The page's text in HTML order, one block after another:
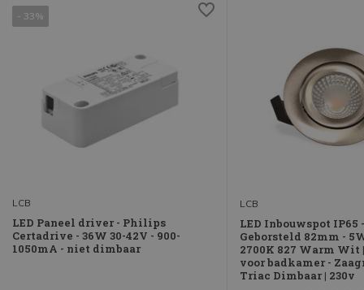
- 33%
LCB
LED Paneel driver - Philips
Certadrive - 36W 30-42V - 900-
1050mA - niet dimbaar
LCB
LED Inbouwspot IP65
Geborsteld 82mm -
2700K 827 Warm
voor badkamer -
Triac Dimbaar | 230v